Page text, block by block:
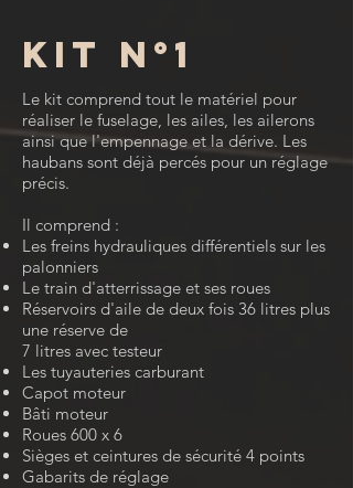
KIT n°1
Le kit comprend tout le matériel pour
réaliser le fuselage, les ailes, les ailerons
ainsi que l'empennage et la dérive. Les
haubans sont déjà percés pour un réglage
précis.
Il comprend :
Les freins hydrauliques différentiels sur les
palonniers
Le train d'atterrissage et ses roues
Réservoirs d'aile de deux fois 36 litres plus
une réserve de
7 litres avec testeur
Les tuyauteries carburant
Capot moteur
Bâti moteur
Roues 600 x 6
Sièges et ceintures de sécurité 4 points
Gabarits de réglage